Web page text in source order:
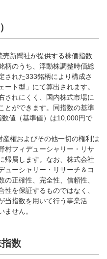
新聞社が提供する株価指数
柄のうち、浮動株調整時価総
された333銘柄により構成さ
ト型」にて算出されます。
されにくく、国内株式市場に
とができます。同指数の基準
値（基準値）は10,000円で
権およびその他一切の権利は
村フィデューシャリー・リサ
帰属します。なお、株式会社
ューシャリー・リサーチ＆コ
正確性、完全性、信頼性、
を保証するものではなく、
当指数を用いて行う事業活
ません。
数